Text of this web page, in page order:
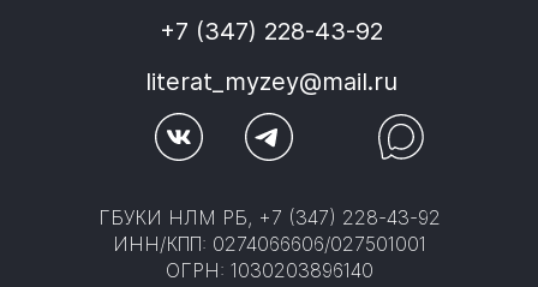
+7 (347) 228-43-92
literat_myzey@mail.ru
ГБУКИ НЛМ РБ, +7 (347) 228-43-92
ИНН/КПП: 0274066606/027501001
ОГРН: 1030203896140